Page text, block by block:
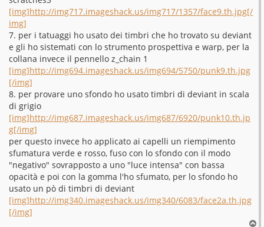
[img]http://img717.imageshack.us/img717/1357/face9.th.jpg[/
img]
7. per i tatuaggi ho usato dei timbri che ho trovato su deviant
e gli ho sistemati con lo strumento prospettiva e warp, per la
collana invece il pennello z_chain 1
[img]http://img694.imageshack.us/img694/5750/punk9.th.jpg
[/img]
8. per provare uno sfondo ho usato timbri di deviant in scala
di grigio
[img]http://img687.imageshack.us/img687/6920/punk10.th.jp
g[/img]
per questo invece ho applicato ai capelli un riempimento
sfumatura verde e rosso, fuso con lo sfondo con il modo
"negativo" sovrapposto a uno "luce intensa" con bassa
opacità e poi con la gomma l'ho sfumato, per lo sfondo ho
usato un pò di timbri di deviant
[img]http://img340.imageshack.us/img340/6083/face2a.th.jpg
[/img]